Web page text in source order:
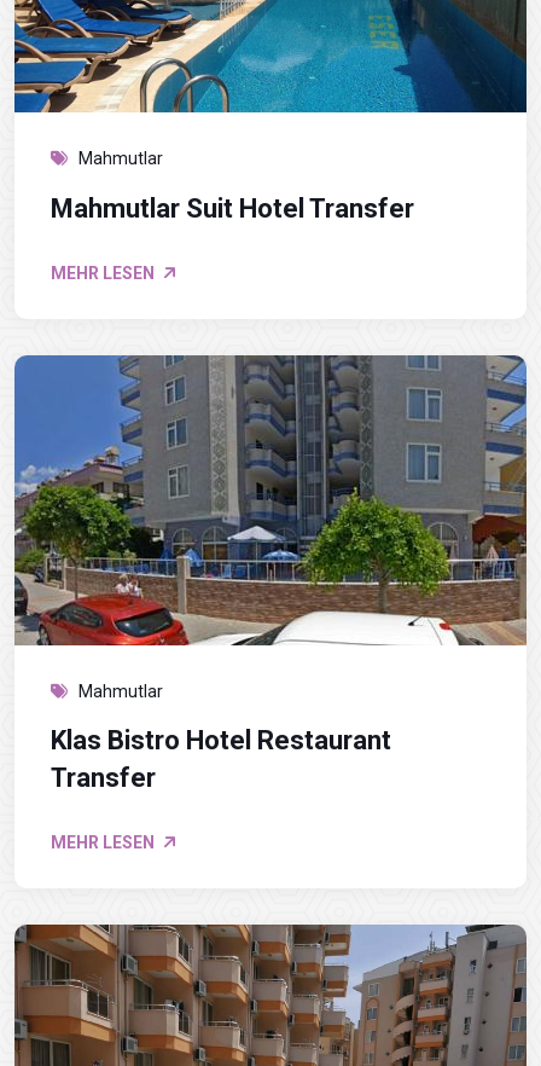
Mahmutlar
Mahmutlar Suit Hotel Transfer
MEHR LESEN
Mahmutlar
Klas Bistro Hotel Restaurant
Transfer
MEHR LESEN